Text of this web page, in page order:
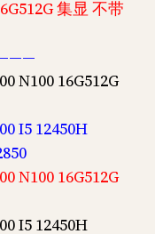
集显 不带
N100 16G512G
I5 12450H
N100 16G512G
I5 12450H